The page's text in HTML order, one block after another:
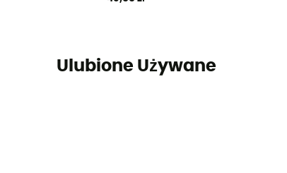
Ulubione Używane